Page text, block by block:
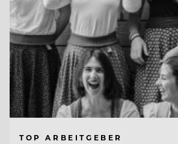
TOP ARBEITGEBER